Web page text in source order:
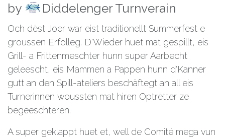
by
Diddelenger Turnverain
Och dëst Joer war eist traditionellt Summerfest e
groussen Erfolleg. D'Wieder huet mat gespillt, eis
Grill- a Frittenmeschter hunn super Aarbecht
geleescht, eis Mammen a Pappen hunn d'Kanner
gutt an den Spill-ateliers beschäftegt an all eis
Turnerinnen woussten mat hiren Optrëtter ze
begeeschteren.
A super geklappt huet et, well de Comité mega vun